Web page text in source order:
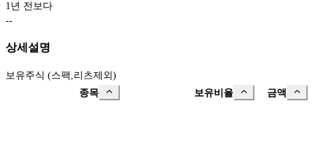
1년 전보다
--
상세설명
보유주식 (스팩,리츠제외)
종목
보유비율 금액